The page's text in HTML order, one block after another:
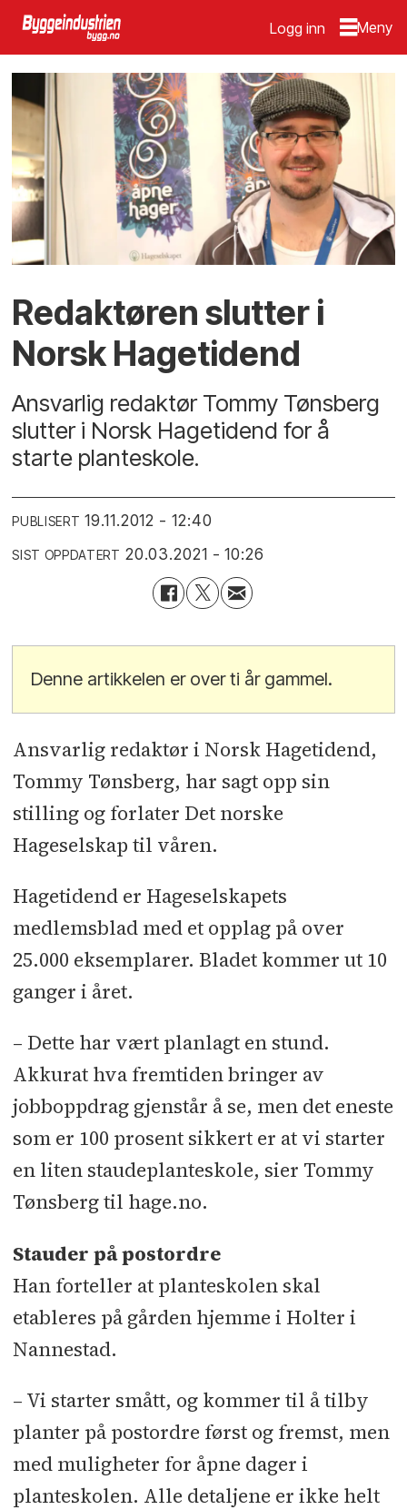
Logg inn
Redaktøren slutter i
Norsk Hagetidend
Ansvarlig redaktør Tommy Tønsberg
slutter i Norsk Hagetidend for å
starte planteskole.
PUBLISERT 19.11.2012 - 12:40
SIST OPPDATERT 20.03.2021 - 10:26
Denne artikkelen er over ti år gammel.
Ansvarlig redaktør i Norsk Hagetidend,
Tommy Tønsberg, har sagt opp sin
stilling og forlater Det norske
Hageselskap til våren.
Hagetidend er Hageselskapets
medlemsblad med et opplag på over
25.000 eksemplarer. Bladet kommer ut 10
ganger i året.
– Dette har vært planlagt en stund.
Akkurat hva fremtiden bringer av
jobboppdrag gjenstår å se, men det eneste
som er 100 prosent sikkert er at vi starter
en liten staudeplanteskole, sier Tommy
Tønsberg til hage.no.
Stauder på postordre
Han forteller at planteskolen skal
etableres på gården hjemme i Holter i
Nannestad.
– Vi starter smått, og kommer til å tilby
planter på postordre først og fremst, men
med muligheter for åpne dager i
planteskolen. Alle detaljene er ikke helt